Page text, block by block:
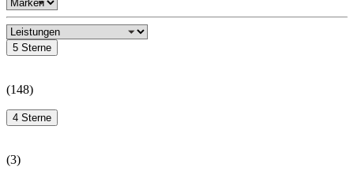
5 Sterne
(148)
4 Sterne
(3)